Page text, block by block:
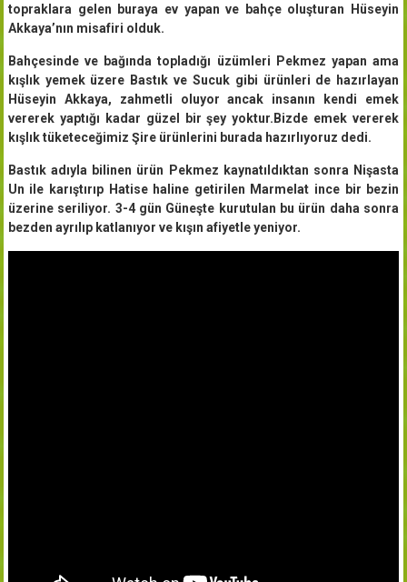
topraklara gelen buraya ev yapan ve bahçe oluşturan Hüseyin
Akkaya’nın misafiri olduk.
Bahçesinde ve bağında topladığı üzümleri Pekmez yapan ama
kışlık yemek üzere Bastık ve Sucuk gibi ürünleri de hazırlayan
Hüseyin Akkaya, zahmetli oluyor ancak insanın kendi emek
vererek yaptığı kadar güzel bir şey yoktur.Bizde emek vererek
kışlık tüketeceğimiz Şire ürünlerini burada hazırlıyoruz dedi.
Bastık adıyla bilinen ürün Pekmez kaynatıldıktan sonra Nişasta
Un ile karıştırıp Hatise haline getirilen Marmelat ince bir bezin
üzerine seriliyor. 3-4 gün Güneşte kurutulan bu ürün daha sonra
bezden ayrılıp katlanıyor ve kışın afiyetle yeniyor.